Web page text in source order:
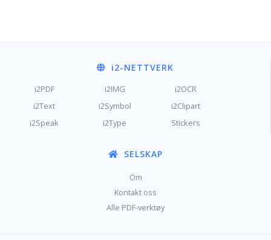
i2-NETTVERK
i2PDF i2IMG
i2OCR
i2Text
i2Symbol
i2Clipart
i2Speak
i2Type Stickers
SELSKAP
Om
Kontakt oss
Alle PDF-verktøy